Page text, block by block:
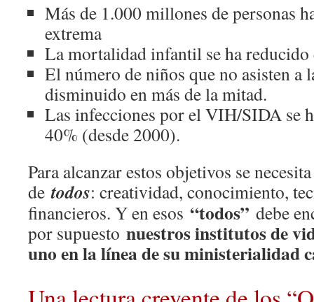
Más de 1.000 millones de personas
extrema
La mortalidad infantil se ha reducido
El número de niños que no asisten a
disminuido en más de la mitad.
Las infecciones por el VIH/SIDA se
40% (desde 2000).
Para alcanzar estos objetivos se
detodos: creatividad, conocimiento,
financieros. Y en esos “todos” debe
por supuesto nuestros institutos de
uno en la línea de su ministerialidad